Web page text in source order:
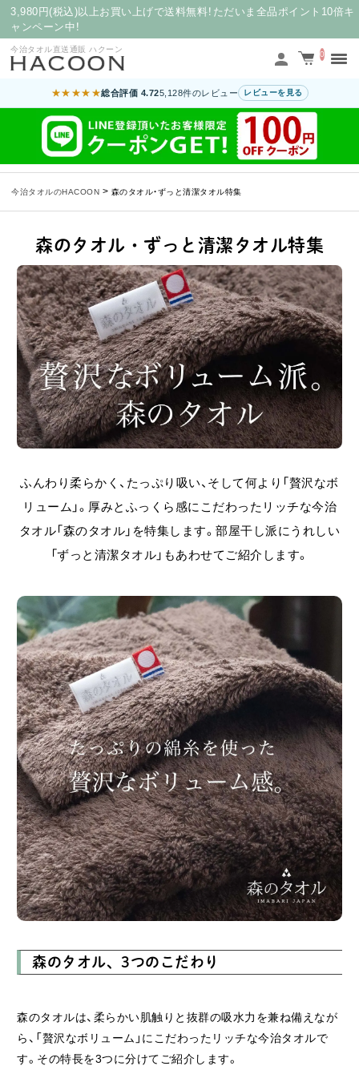
3,980円(税込)以上お買い上げで送料無料！ただいま全品ポイント10倍キ
ャンペーン中！
今治タオル直送通販 ハクーン
0
★★★★★総合評価 4.725,128件のレビュー レビューを見る
今治タオルのHACOON > 森のタオル・ずっと清潔タオル特集
森のタオル・ずっと清潔タオル特集
ふんわり柔らかく、たっぷり吸い、そして何より「贅沢なボ
リューム」。 厚みとふっくら感にこだわったリッチな今治
タオル「森のタオル」を特集します。部屋干し派にうれしい
「ずっと清潔タオル」もあわせてご紹介します。
森のタオル、3つのこだわり
森のタオルは、柔らかい肌触りと抜群の吸水力を兼ね備えなが
ら、「贅沢なボリューム」にこだわったリッチな今治タオルで
す。その特長を3つに分けてご紹介します。